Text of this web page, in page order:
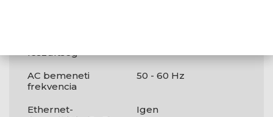
AC bemeneti
frekvencia
50 - 60 Hz
Ethernet-
Igen